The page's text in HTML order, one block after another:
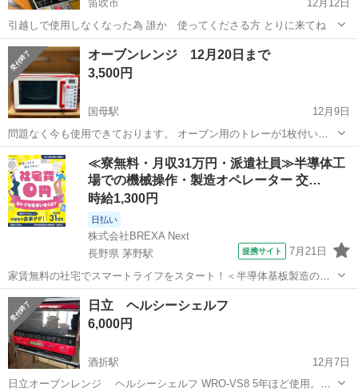
笛吹市
12月12日
引越しで使用しなくなった為 誰か 使ってくださる方 とりに来てね
山梨 笛吹市 キッチン家電 レンジ
オーブンレンジ 12月20日まで
3,500円
国母駅
12月9日
問題なく今も使用できております。 オーブン用のトレーが1枚付いて
います。 使用感はあります。 簡単に内側を拭いてのお渡しです。 12
月20日近くに自宅まで取りに来て欲しいです。
山梨 甲府市 国母駅 キッチン家電 オーブン
≪寮無料・月収31万円・派遣社員≫半導体工
場での機械操作・製造オペレーター 交…
時給1,300円
日払い
株式会社BREXA Next
長野県 茅野駅
提携サイト 7月21日
家賃無料の社宅でスマートライフをスタート！＜半導体基板製造の機
械操作・検査＞ランチ代もかからないオトクな職場◎／稼ぎもしっか
り！月収例31万円／長野県茅野市 半導体基板の製造・検査 クリーンル
ーム内で、半導体基板の製造や検...
長野 茅野市 茅野駅
日立 ヘルシーシェルフ
6,000円
酒折駅
12月7日
日立オーブンレンジ ヘルシーシェルフ WRO-VS8 5年ほど使用。